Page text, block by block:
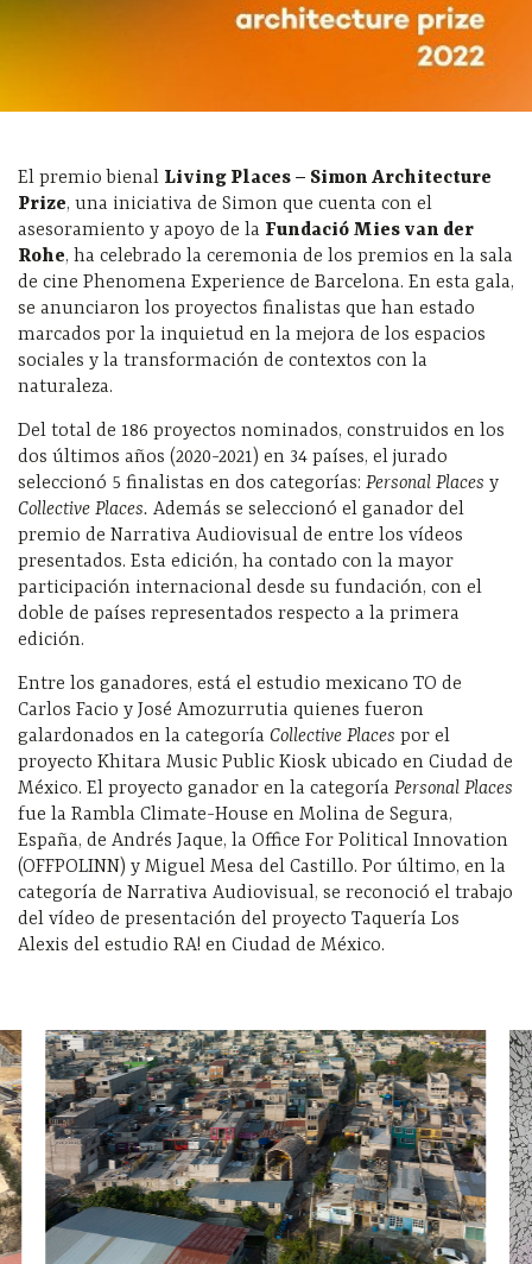
El premio bienal Living Places – Simon Architecture
Prize, una iniciativa de Simon que cuenta con el
asesoramiento y apoyo de la Fundació Mies van der
Rohe, ha celebrado la ceremonia de los premios en la sala
de cine Phenomena Experience de Barcelona. En esta gala,
se anunciaron los proyectos finalistas que han estado
marcados por la inquietud en la mejora de los espacios
sociales y la transformación de contextos con la
naturaleza.
Del total de 186 proyectos nominados, construidos en los
dos últimos años (2020-2021) en 34 países, el jurado
seleccionó 5 finalistas en dos categorías: Personal Places y
Collective Places. Además se seleccionó el ganador del
premio de Narrativa Audiovisual de entre los vídeos
presentados. Esta edición, ha contado con la mayor
participación internacional desde su fundación, con el
doble de países representados respecto a la primera
edición.
Entre los ganadores, está el estudio mexicano TO de
Carlos Facio y José Amozurrutia quienes fueron
galardonados en la categoría Collective Places por el
proyecto Khitara Music Public Kiosk ubicado en Ciudad de
México. El proyecto ganador en la categoría Personal Places
fue la Rambla Climate-House en Molina de Segura,
España, de Andrés Jaque, la Office For Political Innovation
(OFFPOLINN) y Miguel Mesa del Castillo. Por último, en la
categoría de Narrativa Audiovisual, se reconoció el trabajo
del vídeo de presentación del proyecto Taquería Los
Alexis del estudio RA! en Ciudad de México.